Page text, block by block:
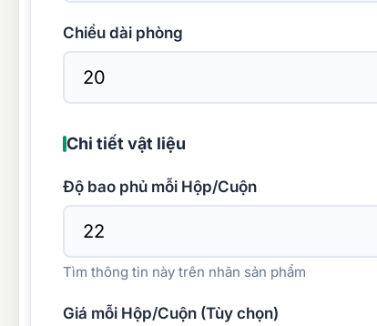
Chiều dài phòng
Chi tiết vật liệu
Độ bao phủ mỗi Hộp/Cuộn
Tìm thông tin này trên nhãn sản phẩm
Giá mỗi Hộp/Cuộn (Tùy chọn)